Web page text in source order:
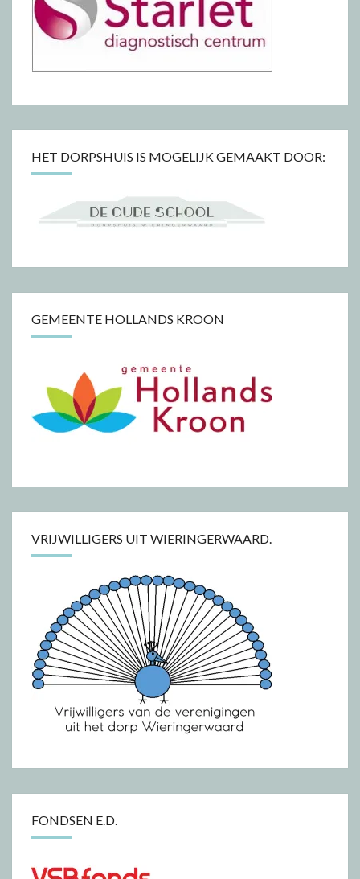
HET DORPSHUIS IS MOGELIJK GEMAAKT DOOR:
GEMEENTE HOLLANDS KROON
VRIJWILLIGERS UIT WIERINGERWAARD.
FONDSEN E.D.